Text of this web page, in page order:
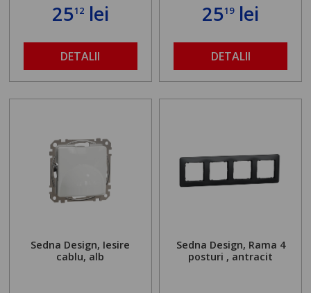
2512lei
DETALII
2519lei
DETALII
Sedna Design, Iesire
cablu, alb
Sedna Design, Rama 4
posturi , antracit